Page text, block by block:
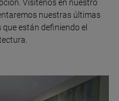
Visítenos en nuestro
nuestras últimas
están definiendo el